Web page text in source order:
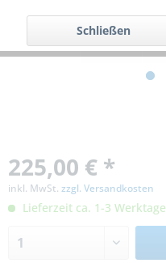
225,00 € *
inkl. MwSt. zzgl. Versandkosten
Lieferzeit ca. 1-3 Werktage
Schließen